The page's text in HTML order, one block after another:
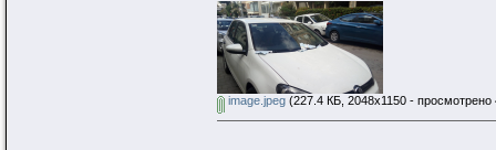
image.jpeg(227.4 КБ, 2048x1150 - просмотрено